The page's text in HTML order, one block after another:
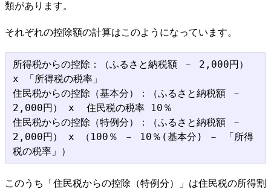
類があります。
それぞれの控除額の計算はこのようになっています。
所得税からの控除：（ふるさと納税額 － 2,000円）
x 「所得税の税率」
住民税からの控除（基本分）：（ふるさと納税額 －
2,000円） x  住民税の税率 10％
住民税からの控除（特例分）：（ふるさと納税額 －
2,000円） x （100％ － 10％(基本分) － 「所得
このうち「住民税からの控除（特例分）」は住民税の所得割